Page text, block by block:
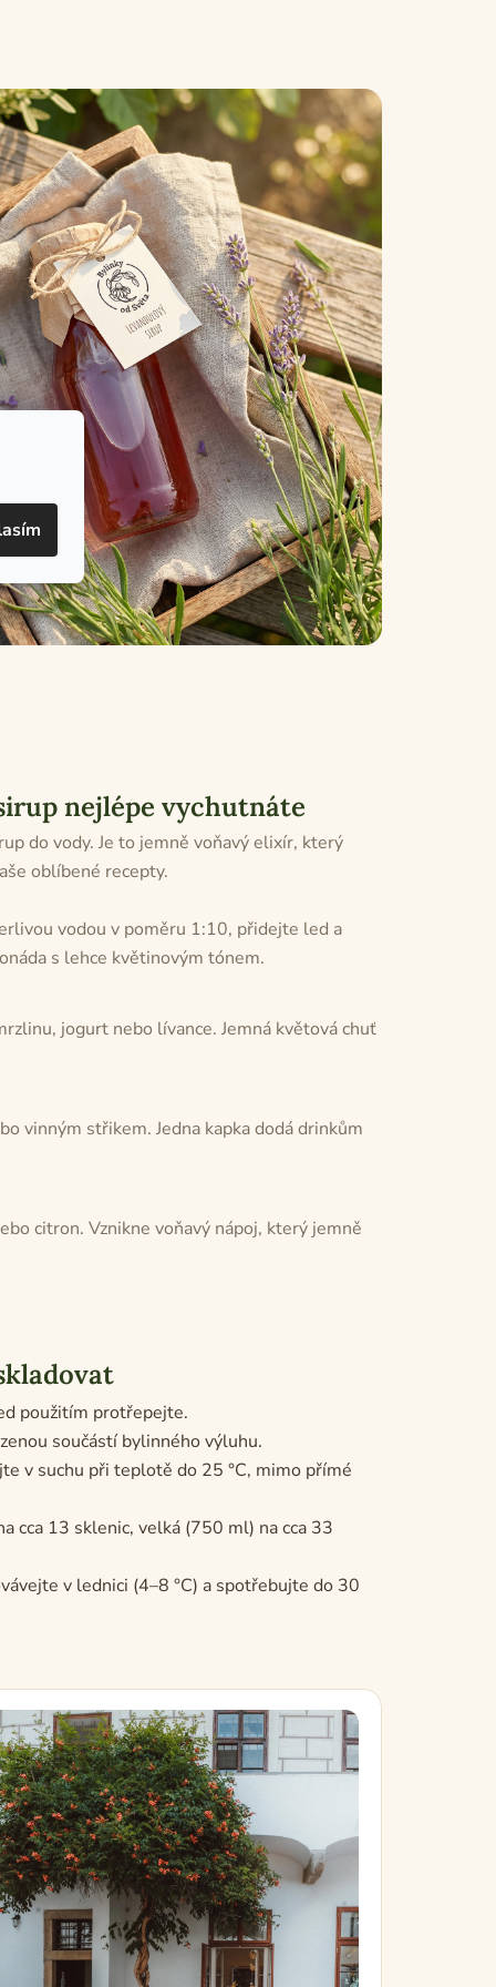
nejlépe vychutnáte
do vody. Je to jemně voňavý elixír, který
oblíbené recepty.
vodou v poměru 1:10, přidejte led a
s lehce květinovým tónem.
jogurt nebo lívance. Jemná květová chuť
vinným střikem. Jedna kapka dodá drinkům
citron. Vznikne voňavý nápoj, který jemně
použitím protřepejte.
součástí bylinného výluhu.
v suchu při teplotě do 25 °C, mimo přímé
cca 13 sklenic, velká (750 ml) na cca 33
v lednici (4–8 °C) a spotřebujte do 30